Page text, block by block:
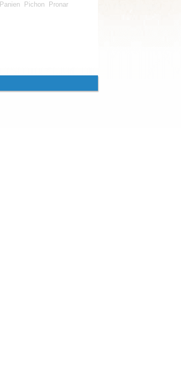
Panien Pichon
Pronar